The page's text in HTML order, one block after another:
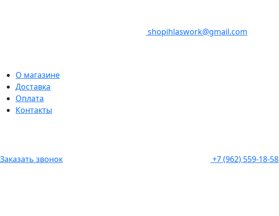
shopihlaswork@gmail.com
О магазине
Доставка
Оплата
Контакты
Заказать звонок +7 (962) 559-18-58